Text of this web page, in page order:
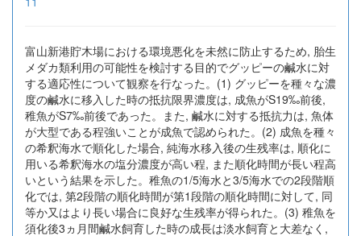
富山新港貯木場における環境悪化を未然に防止するため, 胎生
メダカ類利用の可能性を検討する目的でグッピーの鹹水に対
する適応性について観察を行なった。(1) グッピーを種々な濃
度の鹹水に移入した時の抵抗限界濃度は, 成魚がS19‰前後,
稚魚がS7‰前後であった。また, 鹹水に対する抵抗力は, 魚体
が大型である程強いことが成魚で認められた。(2) 成魚を種々
の希釈海水で順化した場合, 純海水移入後の生残率は, 順化に
用いる希釈海水の塩分濃度が高い程, また順化時間が長い程高
いという結果を示した。稚魚の1/5海水と3/5海水での2段階順
化では, 第2段階の順化時間が第1段階の順化時間に対して, 同
等か又はより長い場合に良好な生残率が得られた。(3) 稚魚を
須化後3ヵ月間鹹水飼育した時の成長は淡水飼育と大差なく,